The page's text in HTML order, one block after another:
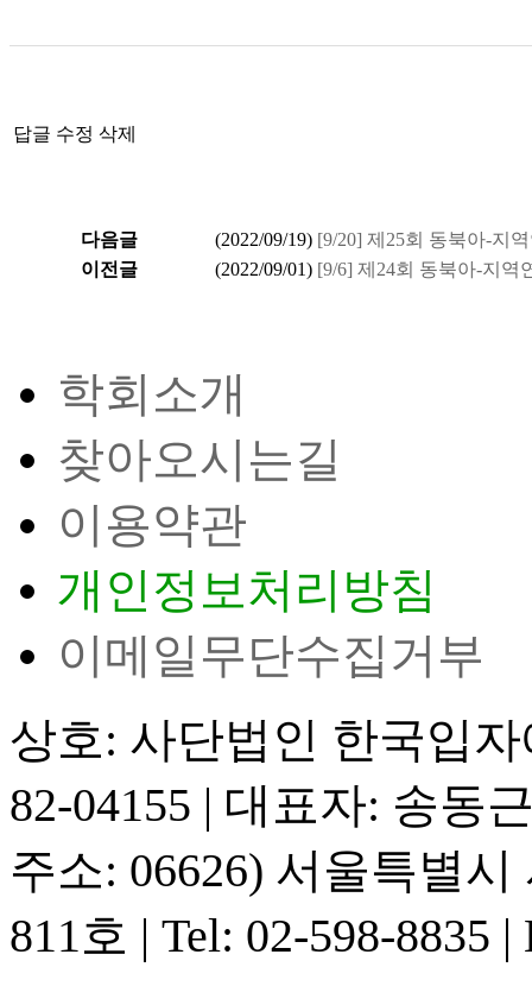
답글 수정 삭제
다음글 (2022/09/19) [9/20] 제25회 동북아-지
이전글
(2022/09/01) [9/6] 제24회 동북아-지역
학회소개
찾아오시는길
이용약관
개인정보처리방침
이메일무단수집거부
상호: 사단법인 한국입
82-04155 | 대표자: 송동
주소: 06626) 서울특별
811호 | Tel: 02-598-8835 |